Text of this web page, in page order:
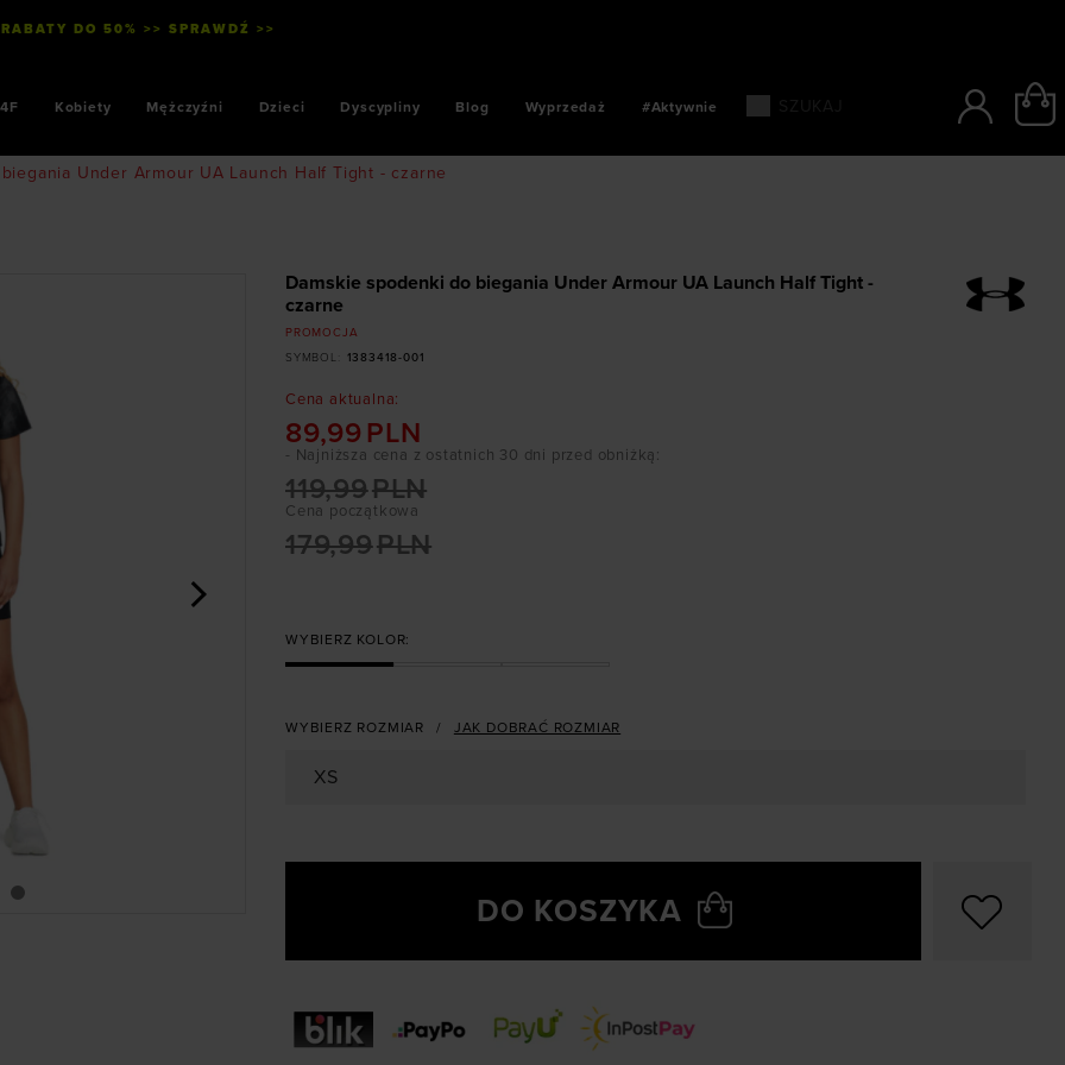
DO 50% >> SPRAWDŹ >>
4F Kobiety Mężczyźni Dzieci Dyscypliny Blog Wyprzedaż #Aktywnie
Under Armour UA Launch Half Tight - czarne
Damskie spodenki do biegania Under Armour UA Launch Half Tight -
czarne
PROMOCJA
SYMBOL
1383418-001
Cena aktualna:
89,99 PLN
Cena początkowa
179,99PLN
119,99PLN
- Najniższa cena z ostatnich 30 dni przed obniżką:
WYBIERZ KOLOR:
WYBIERZ ROZMIAR JAK DOBRAĆ ROZMIAR
XS
DO KOSZYKA